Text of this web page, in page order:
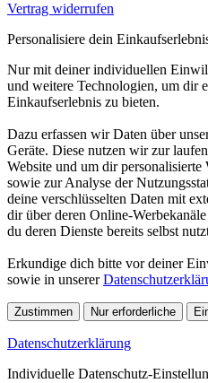
Vertrag widerrufen
Personalisiere dein
Nur mit deiner individuellen
und weitere Technologien, um dir
Einkaufserlebnis zu bieten.
Dazu erfassen wir Daten über
Geräte. Diese nutzen wir zur
Website und um dir
sowie zur Analyse der
deine verschlüsselten Daten mit
dir über deren Online-
du deren Dienste bereits selbst
Erkundige dich bitte vor deiner
sowie in unserer
Zustimmen Nur erforderliche
Datenschutzerklärung
Individuelle Datenschutz-